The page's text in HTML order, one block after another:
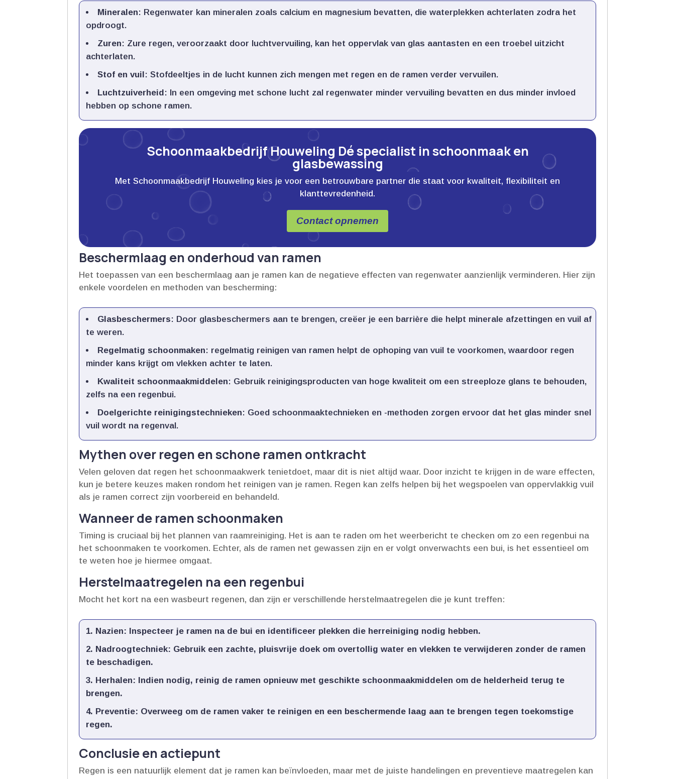
Mineralen: Regenwater kan mineralen zoals calcium en magnesium bevatten, die waterplekken achterlaten zodra het
opdroogt.​
Zuren: Zure regen, veroorzaakt door luchtvervuiling, kan het oppervlak van glas aantasten en een troebel uitzicht
achterlaten.​
Stof en vuil : Stofdeeltjes in de lucht kunnen zich mengen met regen en de ramen verder vervuilen.​
Luchtzuiverheid : In een omgeving met schone lucht zal regenwater minder vervuiling bevatten en dus minder invloed
hebben op schone ramen.​
Schoonmaakbedrijf Houweling Dé specialist in schoonmaak en
glasbewassing
Met Schoonmaakbedrijf Houweling kies je voor een betrouwbare partner die staat voor kwaliteit, flexibiliteit en
klanttevredenheid.
Contact opnemen
Beschermlaag en onderhoud van ramen
Het toepassen van een beschermlaag aan je ramen kan de negatieve effecten van regenwater aanzienlijk verminderen.​ Hier zijn
enkele voordelen en methoden van bescherming:
Glasbeschermers: Door glasbeschermers aan te brengen, creëer je een barrière die helpt minerale afzettingen en vuil af
te weren.​
Regelmatig schoonmaken: regelmatig reinigen van ramen helpt de ophoping van vuil te voorkomen, waardoor regen
minder kans krijgt om vlekken achter te laten.​
Kwaliteit schoonmaakmiddelen: Gebruik reinigingsproducten van hoge kwaliteit om een streeploze glans te behouden,
zelfs na een regenbui.​
Doelgerichte reinigingstechnieken: Goed schoonmaaktechnieken en -methoden zorgen ervoor dat het glas minder snel
vuil wordt na regenval.​
Mythen over regen en schone ramen ontkracht
Velen geloven dat regen het schoonmaakwerk tenietdoet, maar dit is niet altijd waar.​ Door inzicht te krijgen in de ware effecten,
kun je betere keuzes maken rondom het reinigen van je ramen.​ Regen kan zelfs helpen bij het wegspoelen van oppervlakkig vuil
als je ramen correct zijn voorbereid en behandeld.​
Wanneer de ramen schoonmaken
Timing is cruciaal bij het plannen van raamreiniging.​ Het is aan te raden om het weerbericht te checken om zo een regenbui na
het schoonmaken te voorkomen.​ Echter, als de ramen net gewassen zijn en er volgt onverwachts een bui, is het essentieel om
te weten hoe je hiermee omgaat.​
Herstelmaatregelen na een regenbui
Mocht het kort na een wasbeurt regenen, dan zijn er verschillende herstelmaatregelen die je kunt treffen:
Nazien: Inspecteer je ramen na de bui en identificeer plekken die herreiniging nodig hebben.​
Nadroogtechniek: Gebruik een zachte, pluisvrije doek om overtollig water en vlekken te verwijderen zonder de ramen
te beschadigen.​
Herhalen: Indien nodig, reinig de ramen opnieuw met geschikte schoonmaakmiddelen om de helderheid terug te
brengen.​
Preventie: Overweeg om de ramen vaker te reinigen en een beschermende laag aan te brengen tegen toekomstige
regen.​
Conclusie en actiepunt
Regen is een natuurlijk element dat je ramen kan beïnvloeden, maar met de juiste handelingen en preventieve maatregelen kan